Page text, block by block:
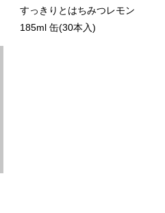
すっきりとはちみつレモン
185ml 缶(30本入)